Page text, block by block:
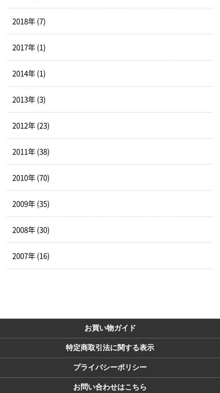
2018年 (7)
2017年 (1)
2014年 (1)
2013年 (3)
2012年 (23)
2011年 (38)
2010年 (70)
2009年 (35)
2008年 (30)
2007年 (16)
お買い物ガイド
特定商取引法に関する表示
プライバシーポリシー
お問い合わせはこちら